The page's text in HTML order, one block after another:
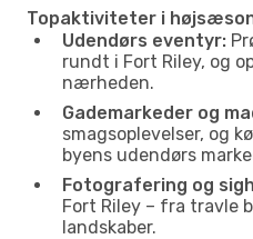
Topaktiviteter i
Udendørs eventyr:
rundt i Fort Riley, og
nærheden.
Gademarkeder og
smagsoplevelser, og
byens udendørs
Fotografering og
Fort Riley – fra travle
landskaber.